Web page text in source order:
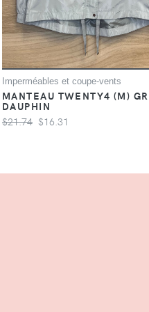
Imperméables et coupe-vents
MANTEAU TWENTY4 (M)
DAUPHIN
$21.74 $16.31